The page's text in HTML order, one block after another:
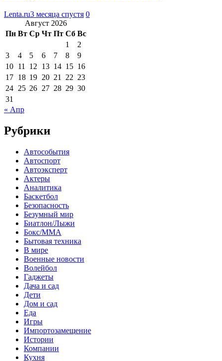
Lenta.ru3 месяца спустя 0
Август 2026
Пн Вт Ср Чт Пт Сб Вс
1
2
3
4 5 6 7 8
9
10 11 12 13 14 15 16
17 18 19 20 21 22 23
24 25 26 27 28 29 30
31
« Апр
Рубрики
Автособытия
Автоспорт
Автоэксперт
Актеры
Аналитика
Баскетбол
Безопасность
Безумный мир
Биатлон/Лыжи
Бокс/MMA
Бытовая техника
В мире
Военные новости
Волейбол
Гаджеты
Дача и сад
Дети
Дом и сад
Еда
Игры
Импортозамещение
Истории
Компании
Кухня